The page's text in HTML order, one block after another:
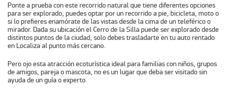
Ponte a prueba con este recorrido natural que tiene diferentes opciones
para ser explorado, puedes optar por un recorrido a pie, bicicleta, moto o
si lo prefieres enamórate de las vistas desde la cima de un teleférico o
mirador. Dada su ubicación el Cerro de la Silla puede ser explorado desde
distintos puntos de la ciudad, solo debes trasladarte en tu auto rentado
en Localiza al punto más cercano.
Pero ojo esta atracción ecoturística ideal para familias con niños, grupos
de amigos, pareja o mascota, no es un lugar que deba ser visitado sin
ayuda de un guía o experto.